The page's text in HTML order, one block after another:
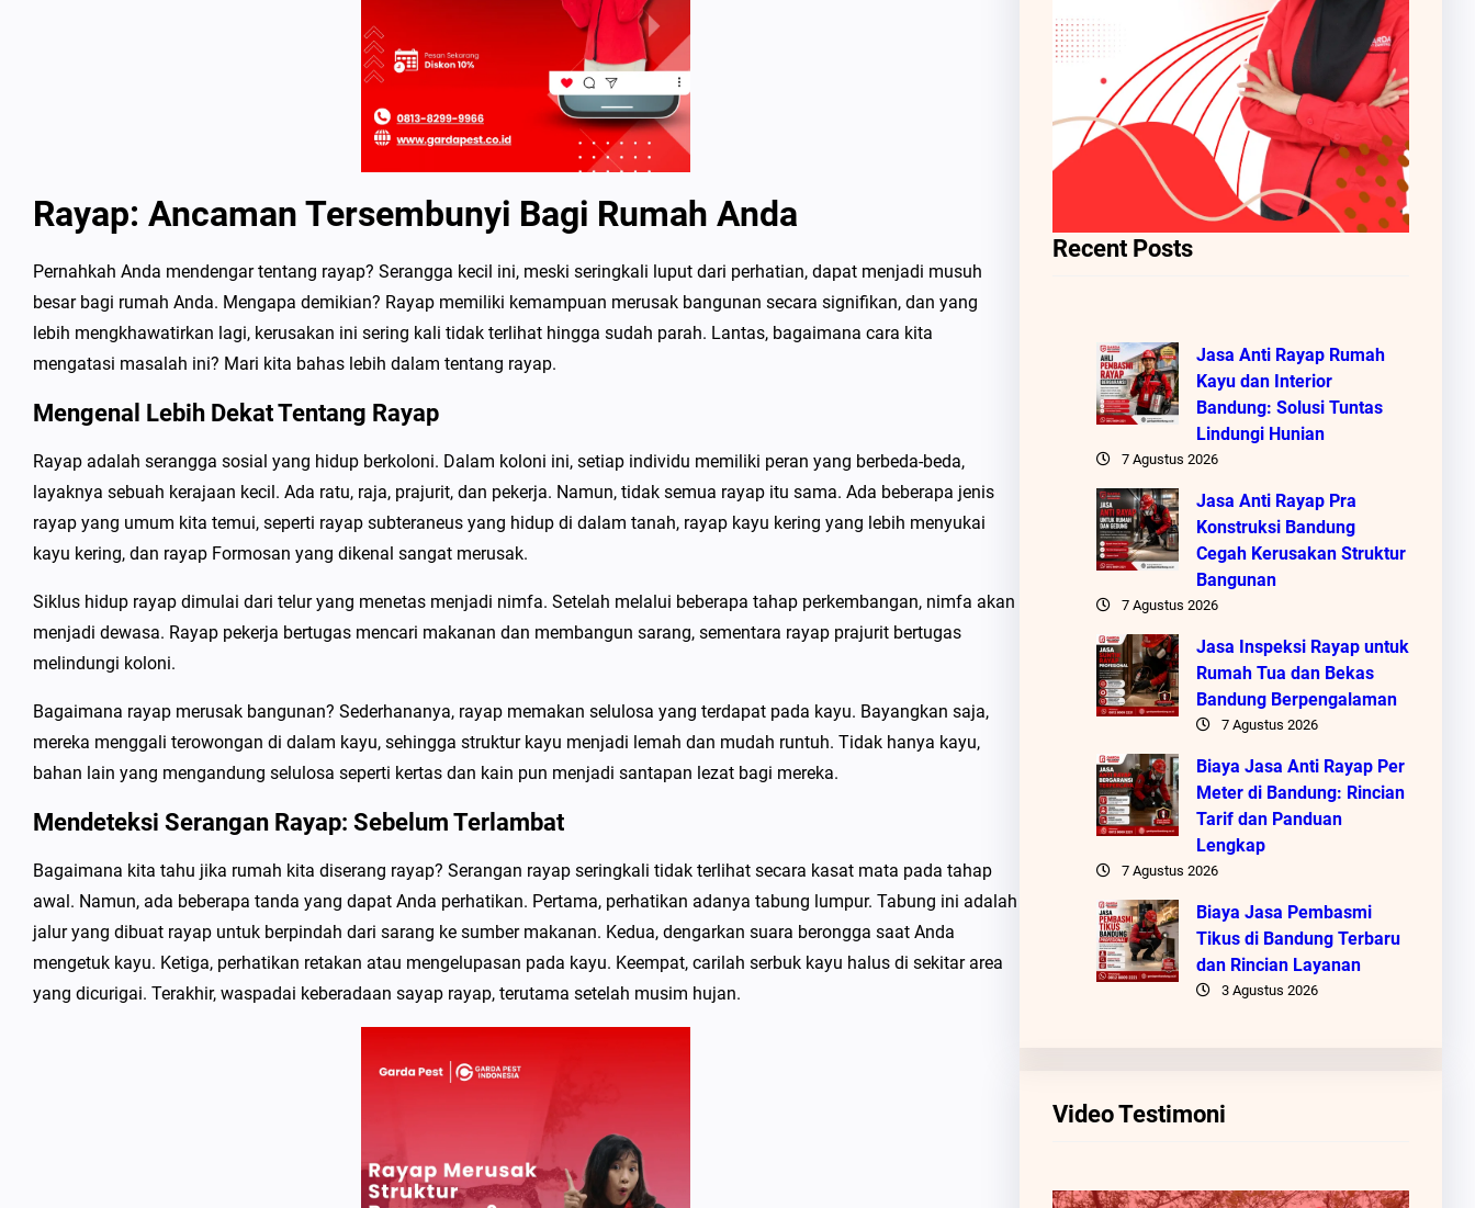
Rayap: Ancaman Tersembunyi Bagi Rumah Anda
Pernahkah Anda mendengar tentang rayap? Serangga kecil ini, meski seringkali luput dari perhatian, dapat menjadi musuh
besar bagi rumah Anda. Mengapa demikian? Rayap memiliki kemampuan merusak bangunan secara signifikan, dan yang
lebih mengkhawatirkan lagi, kerusakan ini sering kali tidak terlihat hingga sudah parah. Lantas, bagaimana cara kita
mengatasi masalah ini? Mari kita bahas lebih dalam tentang rayap.
Mengenal Lebih Dekat Tentang Rayap
Rayap adalah serangga sosial yang hidup berkoloni. Dalam koloni ini, setiap individu memiliki peran yang berbeda-beda,
layaknya sebuah kerajaan kecil. Ada ratu, raja, prajurit, dan pekerja. Namun, tidak semua rayap itu sama. Ada beberapa jenis
rayap yang umum kita temui, seperti rayap subteraneus yang hidup di dalam tanah, rayap kayu kering yang lebih menyukai
kayu kering, dan rayap Formosan yang dikenal sangat merusak.
Siklus hidup rayap dimulai dari telur yang menetas menjadi nimfa. Setelah melalui beberapa tahap perkembangan, nimfa akan
menjadi dewasa. Rayap pekerja bertugas mencari makanan dan membangun sarang, sementara rayap prajurit bertugas
melindungi koloni.
Bagaimana rayap merusak bangunan? Sederhananya, rayap memakan selulosa yang terdapat pada kayu. Bayangkan saja,
mereka menggali terowongan di dalam kayu, sehingga struktur kayu menjadi lemah dan mudah runtuh. Tidak hanya kayu,
bahan lain yang mengandung selulosa seperti kertas dan kain pun menjadi santapan lezat bagi mereka.
Mendeteksi Serangan Rayap: Sebelum Terlambat
Bagaimana kita tahu jika rumah kita diserang rayap? Serangan rayap seringkali tidak terlihat secara kasat mata pada tahap
awal. Namun, ada beberapa tanda yang dapat Anda perhatikan. Pertama, perhatikan adanya tabung lumpur. Tabung ini adalah
jalur yang dibuat rayap untuk berpindah dari sarang ke sumber makanan. Kedua, dengarkan suara berongga saat Anda
mengetuk kayu. Ketiga, perhatikan retakan atau mengelupasan pada kayu. Keempat, carilah serbuk kayu halus di sekitar area
yang dicurigai. Terakhir, waspadai keberadaan sayap rayap, terutama setelah musim hujan.
Recent Posts
Jasa Anti Rayap Rumah
Kayu dan Interior
Bandung: Solusi Tuntas
Lindungi Hunian
7 Agustus 2026
Jasa Anti Rayap Pra
Konstruksi Bandung
Cegah Kerusakan Struktur
Bangunan
7 Agustus 2026
Jasa Inspeksi Rayap untuk
Rumah Tua dan Bekas
Bandung Berpengalaman
7 Agustus 2026
Biaya Jasa Anti Rayap Per
Meter di Bandung: Rincian
Tarif dan Panduan
Lengkap
7 Agustus 2026
Biaya Jasa Pembasmi
Tikus di Bandung Terbaru
dan Rincian Layanan
3 Agustus 2026
Video Testimoni